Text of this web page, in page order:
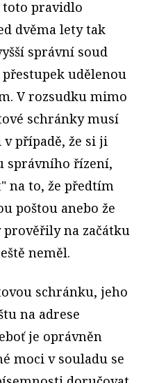
toto pravidlo
dvěma lety tak
správní soud
udělenou
V rozsudku mimo
schránky musí
případě, že si ji
správního řízení,
na to, že předtím
poštou anebo že
na začátku
neměl.
schránku, jeho
na adrese
je oprávněn
moci v souladu se